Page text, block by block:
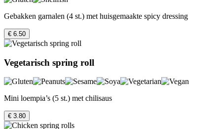
Gebakken garnalen (4 st.) met huisgemaakte spicy dressing
€ 6.50
Vegetarisch spring roll
Mini loempia’s (5 st.) met chilisaus
€ 3.80